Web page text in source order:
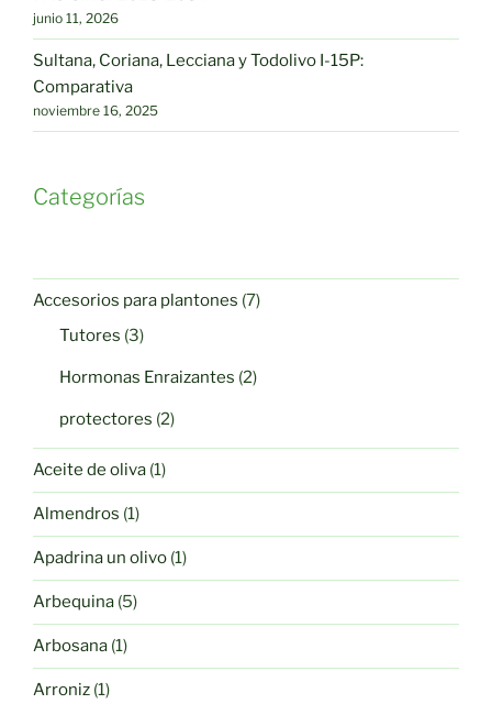
junio 11, 2026
Sultana, Coriana, Lecciana y Todolivo I-15P:
Comparativa
noviembre 16, 2025
Categorías
Accesorios para plantones 77
Tutores 33
Hormonas Enraizantes 22
protectores 22
productos
Aceite de oliva 11
producto
Almendros 11
producto
Apadrina un olivo 11
producto
Arbequina 55
productos
Arbosana 11
producto
Arroniz 11